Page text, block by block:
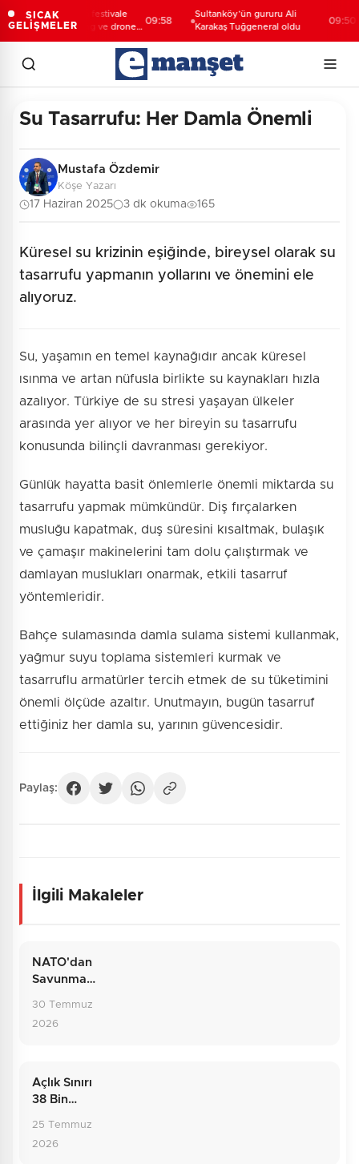
SICAK
GELİŞMELER
Konya Taş Bina'da festivale
özel video mapping ve drone
09:58
Sultanköy’ün gururu Ali
Karakaş Tuğgeneral oldu
09:50
Su Tasarrufu: Her Damla Önemli
Mustafa Özdemir
Köşe Yazarı
17 Haziran 2025 3 dk okuma 165
Küresel su krizinin eşiğinde, bireysel olarak su
tasarrufu yapmanın yollarını ve önemini ele
alıyoruz.
Su, yaşamın en temel kaynağıdır ancak küresel
ısınma ve artan nüfusla birlikte su kaynakları hızla
azalıyor. Türkiye de su stresi yaşayan ülkeler
arasında yer alıyor ve her bireyin su tasarrufu
konusunda bilinçli davranması gerekiyor.
Günlük hayatta basit önlemlerle önemli miktarda su
tasarrufu yapmak mümkündür. Diş fırçalarken
musluğu kapatmak, duş süresini kısaltmak, bulaşık
ve çamaşır makinelerini tam dolu çalıştırmak ve
damlayan muslukları onarmak, etkili tasarruf
yöntemleridir.
Bahçe sulamasında damla sulama sistemi kullanmak,
yağmur suyu toplama sistemleri kurmak ve
tasarruflu armatürler tercih etmek de su tüketimini
önemli ölçüde azaltır. Unutmayın, bugün tasarruf
ettiğiniz her damla su, yarının güvencesidir.
Paylaş:
İlgili Makaleler
NATO'dan
Savunma
Dış Politika
30 Temmuz
2026
Açlık Sınırı
38 Bin
Rakamların
25 Temmuz
2026